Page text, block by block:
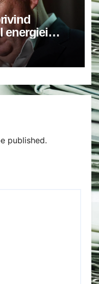
energiei
published.